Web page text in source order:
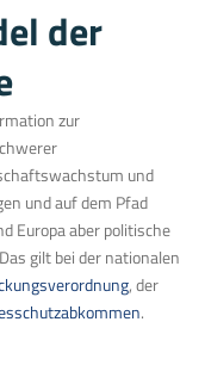
der
zur
und
und auf dem Pfad
Europa aber politische
gilt bei der nationalen
, der
.